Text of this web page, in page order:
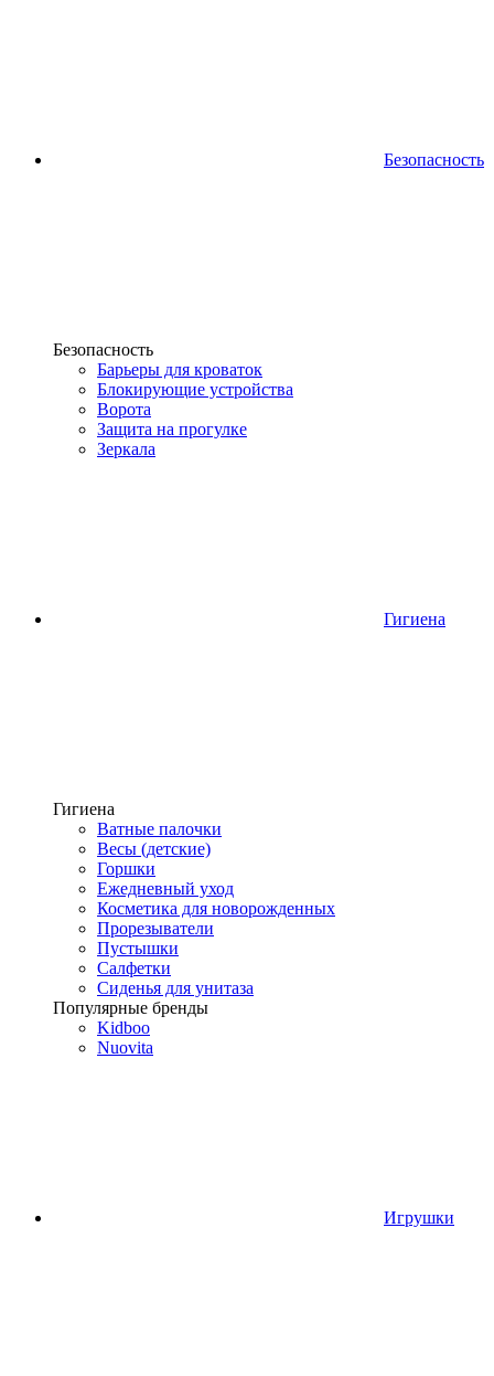
Безопасность
Безопасность
Барьеры для кроваток
Блокирующие устройства
Ворота
Защита на прогулке
Зеркала
Гигиена
Гигиена
Ватные палочки
Весы (детские)
Горшки
Ежедневный уход
Косметика для новорожденных
Прорезыватели
Пустышки
Салфетки
Сиденья для унитаза
Популярные бренды
Kidboo
Nuovita
Игрушки